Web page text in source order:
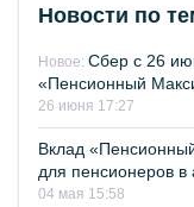
Новости по
Новое: Сбер с 26
«Пенсионный
26 июня 17:27
Вклад
для пенсионеров в
04 мая 15:58